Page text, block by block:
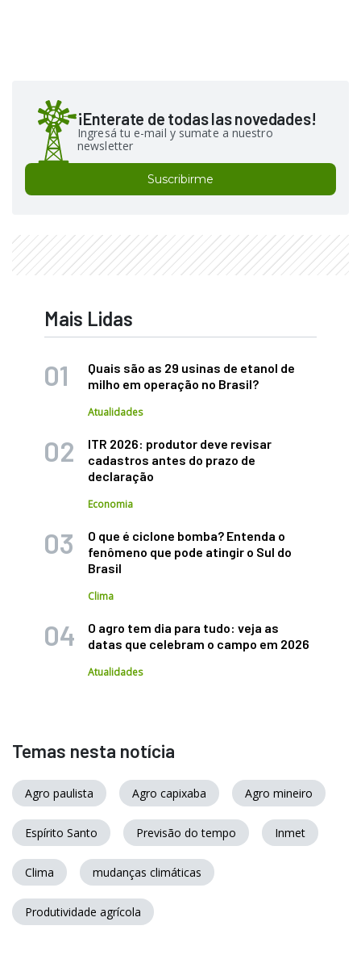
¡Enterate de todas las novedades!
Ingresá tu e-mail y sumate a nuestro
newsletter
Suscribirme
Mais Lidas
Quais são as 29 usinas de etanol de
milho em operação no Brasil?
Atualidades
ITR 2026: produtor deve revisar
cadastros antes do prazo de
declaração
Economia
O que é ciclone bomba? Entenda o
fenômeno que pode atingir o Sul do
Brasil
Clima
O agro tem dia para tudo: veja as
datas que celebram o campo em 2026
Atualidades
Temas nesta notícia
Agro paulista Agro capixaba Agro mineiro
Espírito Santo Previsão do tempo Inmet
Clima mudanças climáticas
Produtividade agrícola